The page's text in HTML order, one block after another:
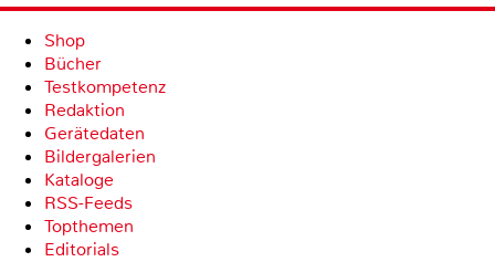
Shop
Bücher
Testkompetenz
Redaktion
Gerätedaten
Bildergalerien
Kataloge
RSS-Feeds
Topthemen
Editorials